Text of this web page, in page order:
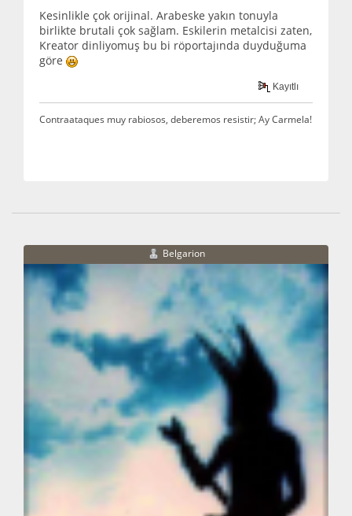
Kesinlikle çok orijinal. Arabeske yakın tonuyla
birlikte brutali çok sağlam. Eskilerin metalcisi zaten,
Kreator dinliyomuş bu bi röportajında duyduğuma
göre
Kayıtlı
Contraataques muy rabiosos, deberemos resistir; Ay Carmela!
Belgarion